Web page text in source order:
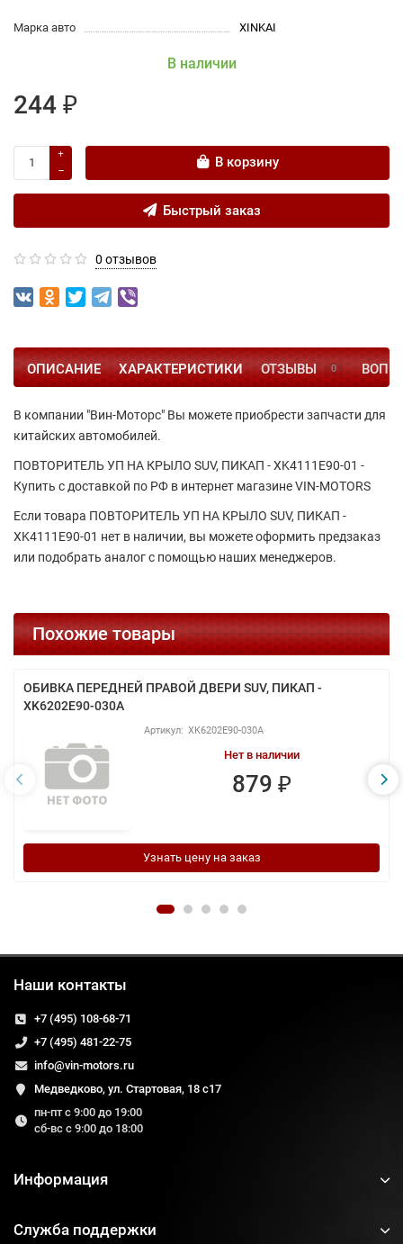
Марка авто XINKAI
В наличии
244 ₽
В корзину
Быстрый заказ
0 отзывов
ОПИСАНИЕ ХАРАКТЕРИСТИКИ ОТЗЫВЫ 0
В компании "Вин-Моторс" Вы можете приобрести запчасти для
китайских автомобилей.
ПОВТОРИТЕЛЬ УП НА КРЫЛО SUV, ПИКАП - XK4111E90-01 -
Купить с доставкой по РФ в интернет магазине VIN-MOTORS
Если товара ПОВТОРИТЕЛЬ УП НА КРЫЛО SUV, ПИКАП -
XK4111E90-01 нет в наличии, вы можете оформить предзаказ
или подобрать аналог с помощью наших менеджеров.
Похожие товары
ОБИВКА ПЕРЕДНЕЙ ПРАВОЙ ДВЕРИ SUV, ПИКАП -
XK6202E90-030A
XK6202E90-030A
Нет в наличии
879 ₽
Узнать цену на заказ
Наши контакты
+7 (495) 108-68-71
+7 (495) 481-22-75
info@vin-motors.ru
Медведково, ул. Стартовая, 18 с17
пн-пт с 9:00 до 19:00
сб-вс с 9:00 до 18:00
Информация
Служба поддержки